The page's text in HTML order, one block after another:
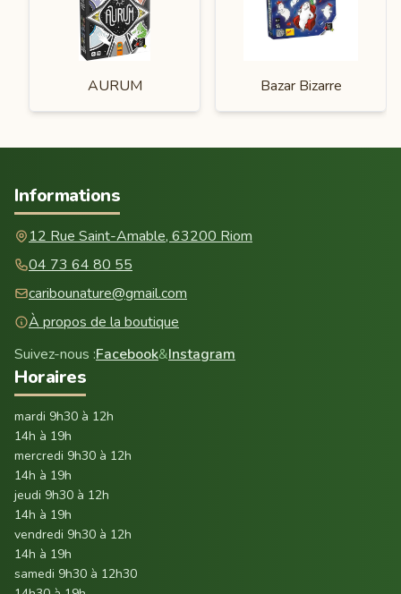
AURUM Bazar Bizarre
Informations
12 Rue Saint-Amable, 63200 Riom
04 73 64 80 55
caribounature@gmail.com
À propos de la boutique
Suivez-nous :Facebook&Instagram
Horaires
mardi 9h30 à 12h
14h à 19h
mercredi 9h30 à 12h
14h à 19h
jeudi 9h30 à 12h
14h à 19h
vendredi 9h30 à 12h
14h à 19h
samedi 9h30 à 12h30